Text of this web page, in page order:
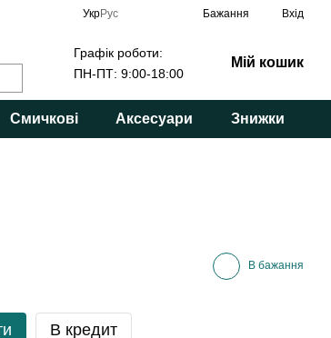
УкрРус Бажання Вхід
Графік роботи:
ПН-ПТ: 9:00-18:00
Мій кошик
Смичкові Аксесуари Знижки
В бажання
В кредит